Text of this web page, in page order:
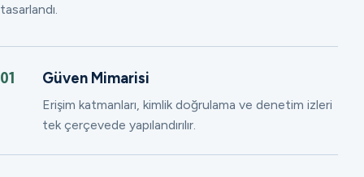
tasarlandı.
01 Güven Mimarisi
Erişim katmanları, kimlik doğrulama ve denetim izleri
tek çerçevede yapılandırılır.